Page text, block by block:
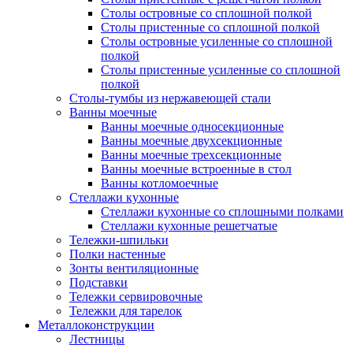
Столы островные со сплошной полкой
Столы пристенные со сплошной полкой
Столы островные усиленные со сплошной
полкой
Столы пристенные усиленные со сплошной
полкой
Столы-тумбы из нержавеющей стали
Ванны моечные
Ванны моечные односекционные
Ванны моечные двухсекционные
Ванны моечные трехсекционные
Ванны моечные встроенные в стол
Ванны котломоечные
Стеллажи кухонные
Стеллажи кухонные со сплошными полками
Стеллажи кухонные решетчатые
Тележки-шпильки
Полки настенные
Зонты вентиляционные
Подставки
Тележки сервировочные
Тележки для тарелок
Металлоконструкции
Лестницы